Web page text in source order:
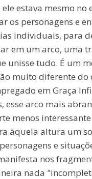
ele estava mesmo no
os personagens e
individuais, para
em um arco, uma
unisse tudo. É um
muito diferente do
em Graça
esse arco mais
menos
àquela altura um
e
nos
nada